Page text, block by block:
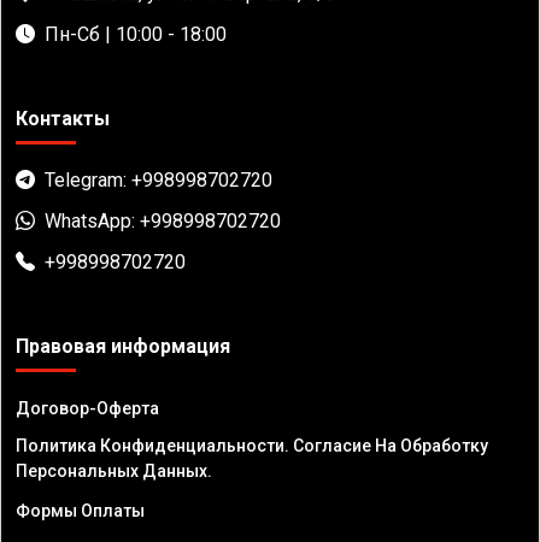
Пн-Сб | 10:00 - 18:00
Контакты
Telegram: +998998702720
WhatsApp: +998998702720
+998998702720
Правовая информация
Договор-Оферта
Политика Конфиденциальности. Согласие На Обработку
Персональных Данных.
Формы Оплаты